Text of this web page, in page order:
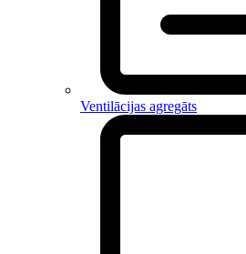
Ventilācijas agregāts